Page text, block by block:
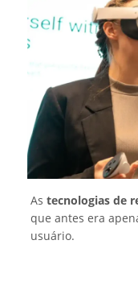
As tecnologias de
que antes era
usuário.